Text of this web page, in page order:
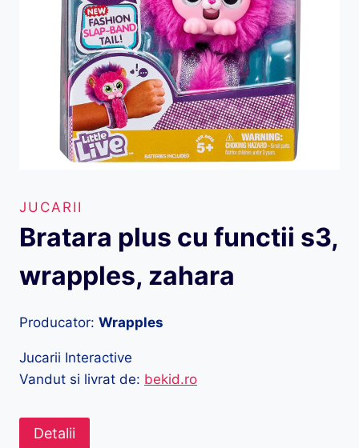
JUCARII
Bratara plus cu functii s3,
wrapples, zahara
Producator: Wrapples
Jucarii Interactive
Vandut si livrat de: bekid.ro
Detalii